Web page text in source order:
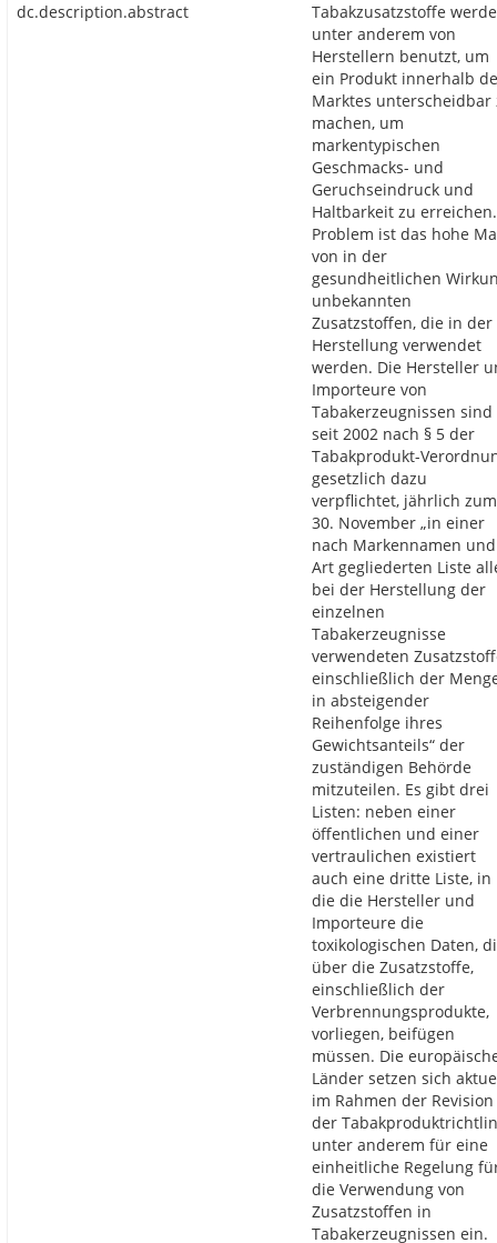
dc.description.abstract
Tabakzusatzstoffe
unter anderem von
Herstellern benutzt, um
ein Produkt innerhalb
Marktes unterscheidbar
machen, um
markentypischen
Geschmacks- und
Geruchseindruck und
Haltbarkeit zu erreichen.
Problem ist das hohe
von in der
gesundheitlichen
unbekannten
Zusatzstoffen, die in der
Herstellung verwendet
werden. Die Hersteller
Importeure von
Tabakerzeugnissen sind
seit 2002 nach § 5 der
Tabakprodukt-
gesetzlich dazu
verpflichtet, jährlich zum
30. November „in einer
nach Markennamen und
Art gegliederten Liste
bei der Herstellung der
einzelnen
Tabakerzeugnisse
verwendeten
einschließlich der
in absteigender
Reihenfolge ihres
Gewichtsanteils“ der
zuständigen Behörde
mitzuteilen. Es gibt drei
Listen: neben einer
öffentlichen und einer
vertraulichen existiert
auch eine dritte Liste, in
die die Hersteller und
Importeure die
toxikologischen Daten,
über die Zusatzstoffe,
einschließlich der
Verbrennungsprodukte,
vorliegen, beifügen
müssen. Die
Länder setzen sich
im Rahmen der Revision
der
unter anderem für eine
einheitliche Regelung
die Verwendung von
Zusatzstoffen in
Tabakerzeugnissen ein.